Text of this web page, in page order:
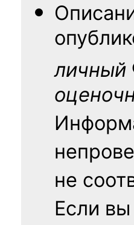
личный
не
Если вы